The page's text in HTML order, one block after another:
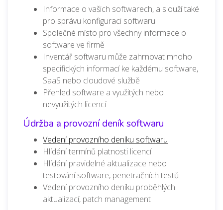
Informace o vašich softwarech, a slouží také
pro správu konfiguraci softwaru
Společné místo pro všechny informace o
software ve firmě
Inventář softwaru může zahrnovat mnoho
specifických informací ke každému software,
SaaS nebo cloudové službě
Přehled software a využitých nebo
nevyužitých licencí
Údržba a provozní deník softwaru
Vedení provozního deníku softwaru
Hlídání termínů platnosti licencí
Hlídání pravidelné aktualizace nebo
testování software, penetračních testů
Vedení provozního deníku proběhlých
aktualizací, patch management